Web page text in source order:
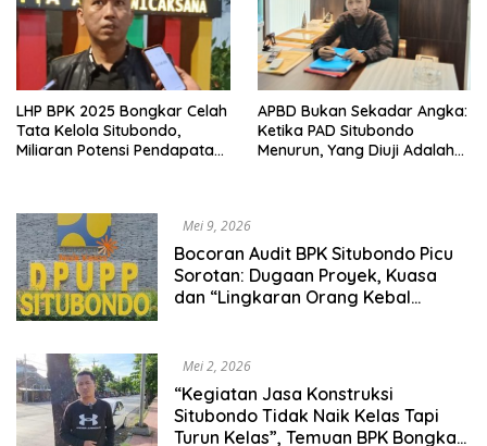
LHP BPK 2025 Bongkar Celah
Tata Kelola Situbondo,
Miliaran Potensi Pendapatan
APBD Bukan Sekadar Angka:
Ketika PAD Situbondo
Menurun, Yang Diuji Adalah
Mei 9, 2026
Bocoran Audit BPK Situbondo Picu
Sorotan: Dugaan Proyek, Kuasa
dan “Lingkaran Orang Kebal
Mei 2, 2026
“Kegiatan Jasa Konstruksi
Situbondo Tidak Naik Kelas Tapi
Turun Kelas”, Temuan BPK Bongkar